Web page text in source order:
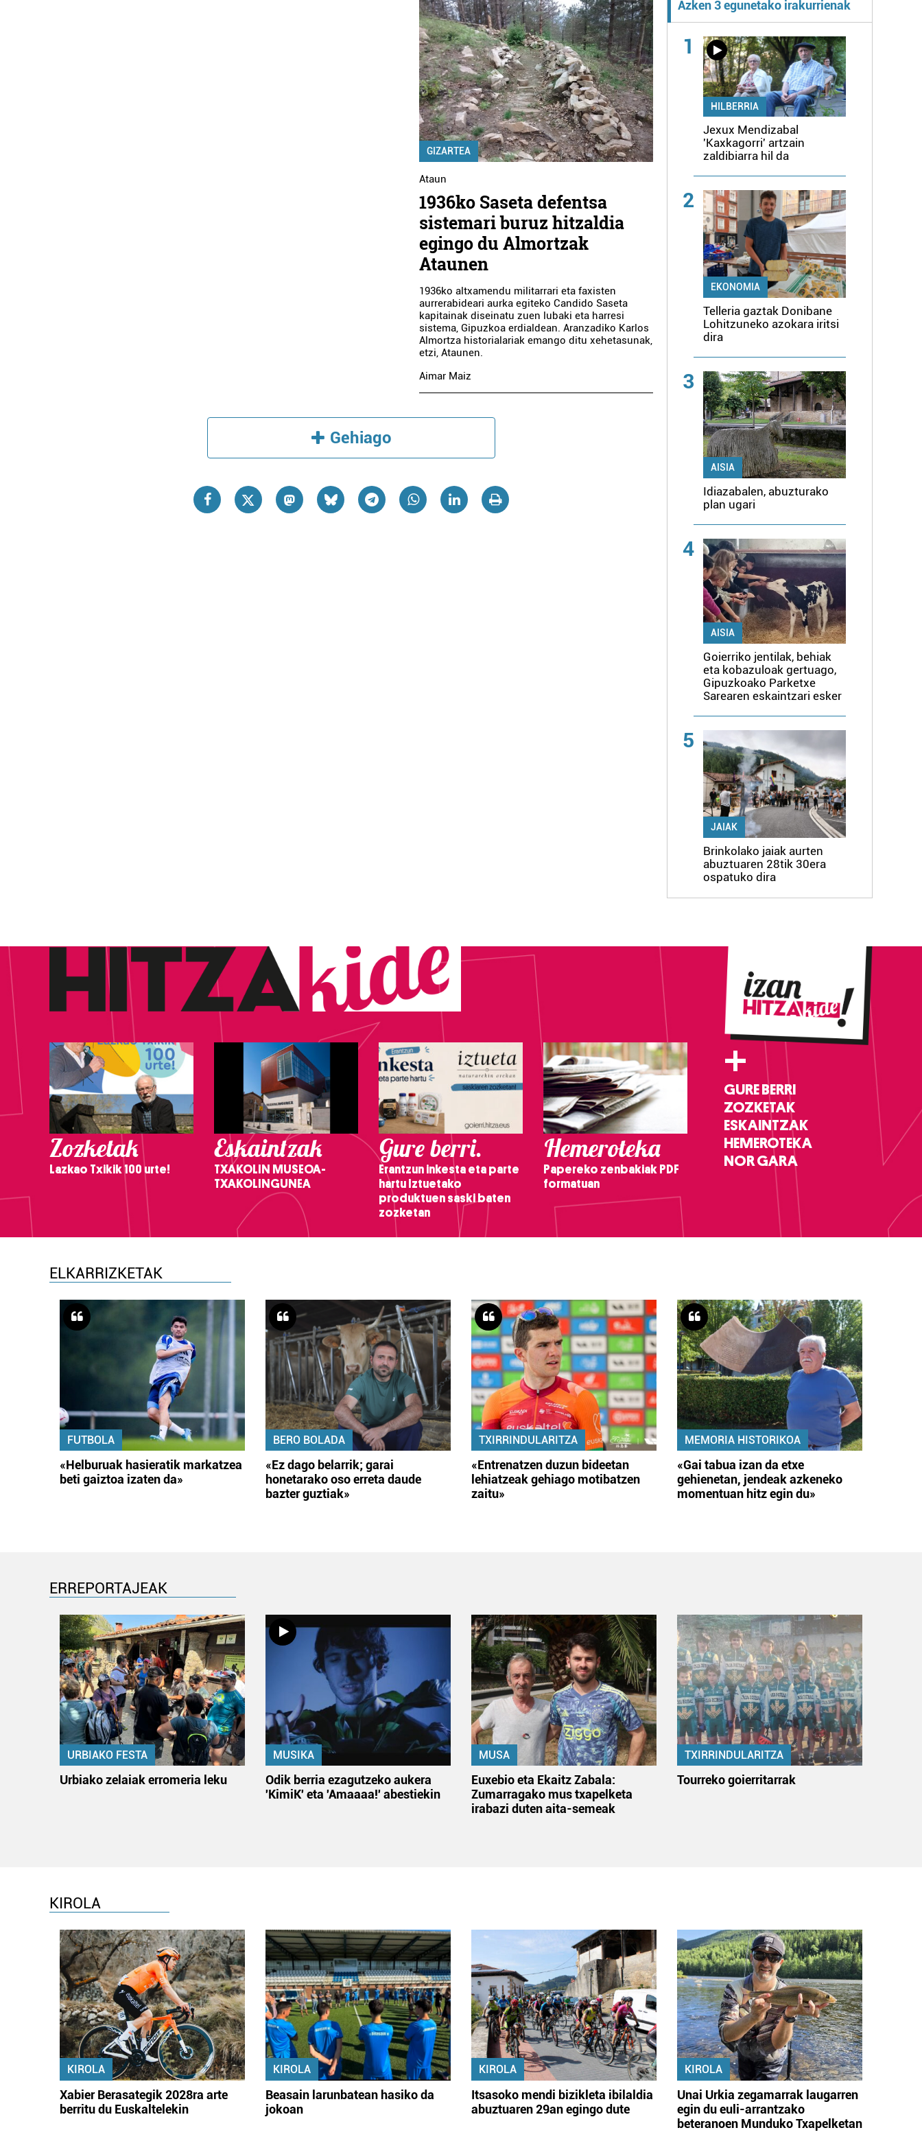
GIZARTEA
Ataun
1936ko Saseta defentsa
sistemari buruz hitzaldia
egingo du Almortzak
Ataunen
1936ko altxamendu militarrari eta faxisten
aurrerabideari aurka egiteko Candido Saseta
kapitainak diseinatu zuen lubaki eta harresi
sistema, Gipuzkoa erdialdean. Aranzadiko Karlos
Almortza historialariak emango ditu xehetasunak,
etzi, Ataunen.
Aimar Maiz
Gehiago
Azken 3 egunetako irakurrienak
1
HILBERRIA
Jexux Mendizabal
'Kaxkagorri' artzain
zaldibiarra hil da
2
EKONOMIA
Telleria gaztak Donibane
Lohitzuneko azokara iritsi
dira
3
AISIA
Idiazabalen, abuzturako
plan ugari
4
AISIA
Goierriko jentilak, behiak
eta kobazuloak gertuago,
Gipuzkoako Parketxe
Sarearen eskaintzari esker
5
JAIAK
Brinkolako jaiak aurten
abuztuaren 28tik 30era
ospatuko dira
Zozketak
Lazkao Txikik 100 urte!
Eskaintzak
TXAKOLIN MUSEOA-
TXAKOLINGUNEA
Gure berri.
Erantzun inkesta eta parte
hartu Iztuetako
produktuen saski baten
zozketan
Hemeroteka
Papereko zenbakiak PDF
formatuan
+
GURE BERRI
ZOZKETAK
ESKAINTZAK
HEMEROTEKA
NOR GARA
ELKARRIZKETAK
FUTBOLA
«Helburuak hasieratik markatzea
beti gaiztoa izaten da»
BERO BOLADA
«Ez dago belarrik; garai
honetarako oso erreta daude
bazter guztiak»
TXIRRINDULARITZA
«Entrenatzen duzun bideetan
lehiatzeak gehiago motibatzen
zaitu»
MEMORIA HISTORIKOA
«Gai tabua izan da etxe
gehienetan, jendeak azkeneko
momentuan hitz egin du»
ERREPORTAJEAK
URBIAKO FESTA
Urbiako zelaiak erromeria leku
MUSIKA
Odik berria ezagutzeko aukera
'KimiK' eta 'Amaaaa!' abestiekin
MUSA
Euxebio eta Ekaitz Zabala:
Zumarragako mus txapelketa
irabazi duten aita-semeak
TXIRRINDULARITZA
Tourreko goierritarrak
KIROLA
KIROLA
Xabier Berasategik 2028ra arte
berritu du Euskaltelekin
KIROLA
Beasain larunbatean hasiko da
jokoan
KIROLA
Itsasoko mendi bizikleta ibilaldia
abuztuaren 29an egingo dute
KIROLA
Unai Urkia zegamarrak laugarren
egin du euli-arrantzako
beteranoen Munduko Txapelketan